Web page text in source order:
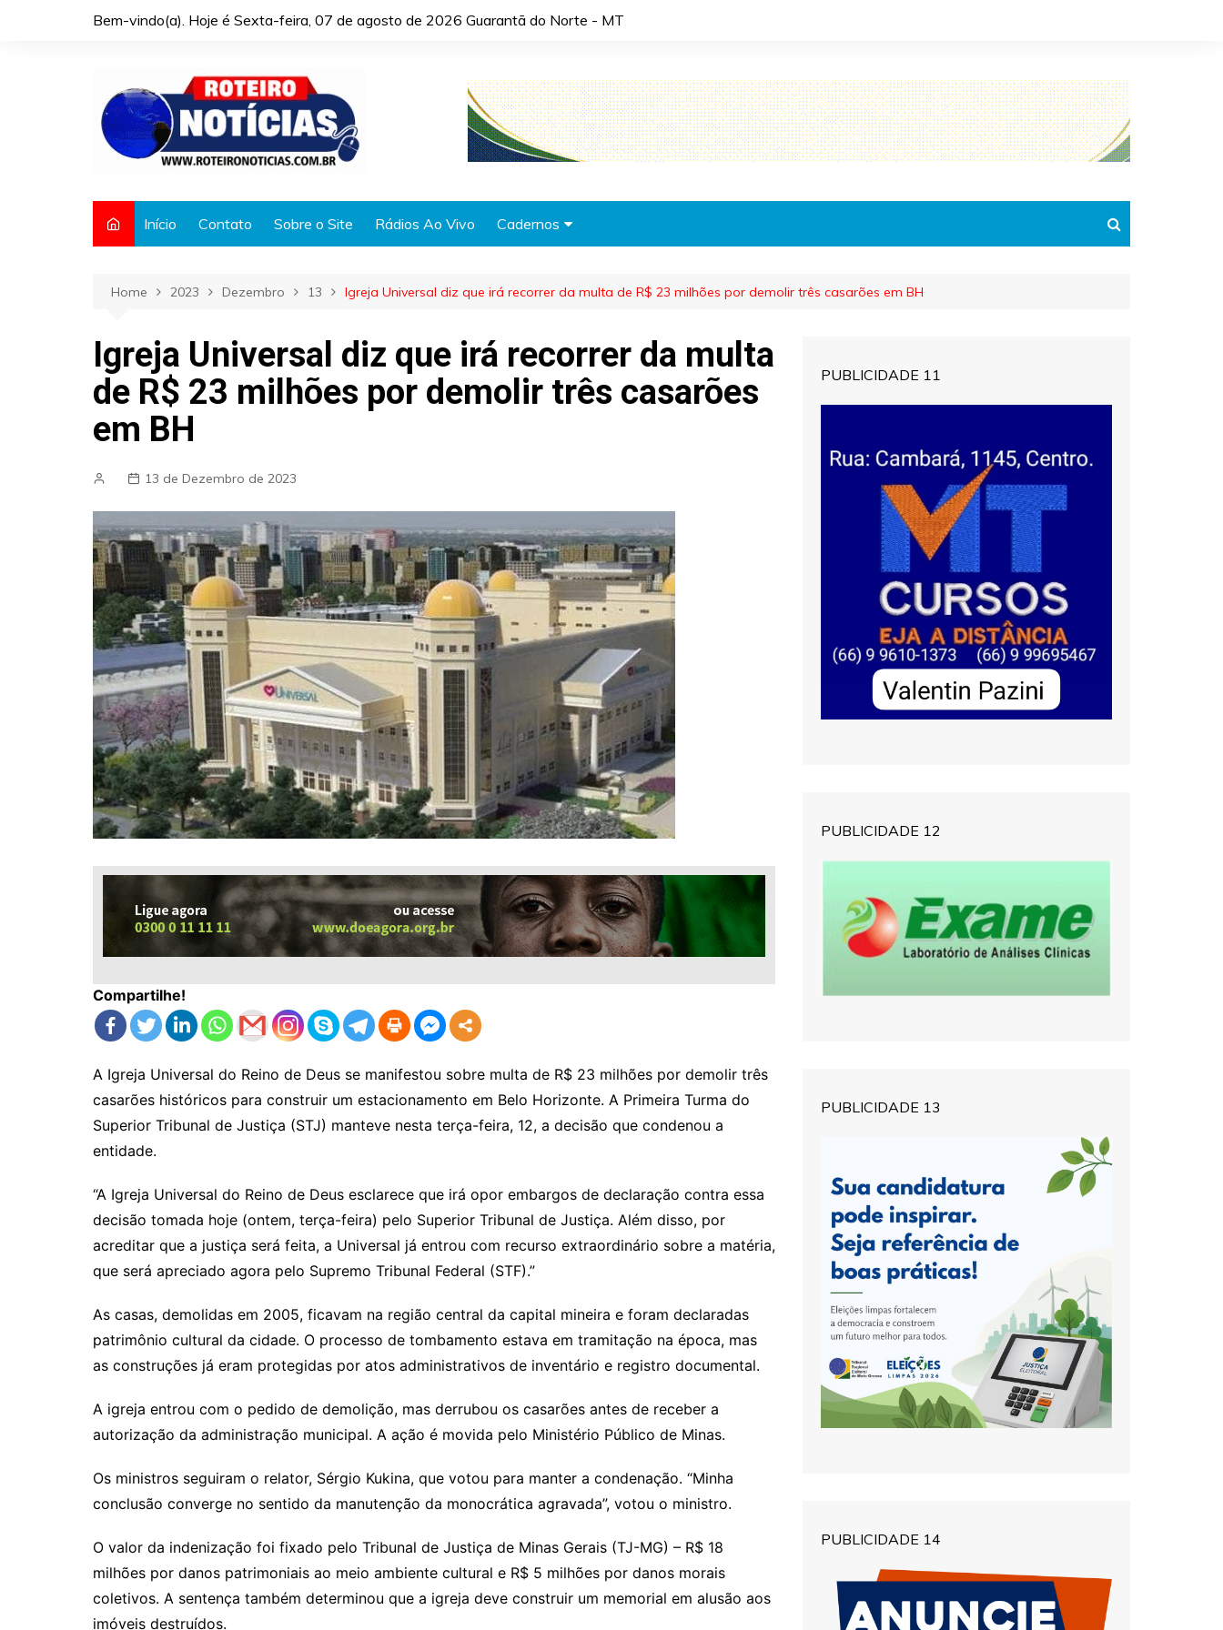
Bem-vindo(a). Hoje é Sexta-feira, 07 de agosto de 2026 Guarantã do Norte - MT
Início Contato Sobre o Site Rádios Ao Vivo Cadernos
Automóveis
Cidades
Cultura
Justiça
Mundo
Política
Home 2023 Dezembro 13 Igreja Universal diz que irá recorrer da multa de R$ 23 milhões por demolir três casarões em BH
Igreja Universal diz que irá recorrer da multa
de R$ 23 milhões por demolir três casarões
em BH
13 de Dezembro de 2023
Compartilhe!
A Igreja Universal do Reino de Deus se manifestou sobre multa de R$ 23 milhões por demolir três
casarões históricos para construir um estacionamento em Belo Horizonte. A Primeira Turma do
Superior Tribunal de Justiça (STJ) manteve nesta terça-feira, 12, a decisão que condenou a
entidade.
“A Igreja Universal do Reino de Deus esclarece que irá opor embargos de declaração contra essa
decisão tomada hoje (ontem, terça-feira) pelo Superior Tribunal de Justiça. Além disso, por
acreditar que a justiça será feita, a Universal já entrou com recurso extraordinário sobre a matéria,
que será apreciado agora pelo Supremo Tribunal Federal (STF).”
As casas, demolidas em 2005, ficavam na região central da capital mineira e foram declaradas
patrimônio cultural da cidade. O processo de tombamento estava em tramitação na época, mas
as construções já eram protegidas por atos administrativos de inventário e registro documental.
A igreja entrou com o pedido de demolição, mas derrubou os casarões antes de receber a
autorização da administração municipal. A ação é movida pelo Ministério Público de Minas.
Os ministros seguiram o relator, Sérgio Kukina, que votou para manter a condenação. “Minha
conclusão converge no sentido da manutenção da monocrática agravada”, votou o ministro.
O valor da indenização foi fixado pelo Tribunal de Justiça de Minas Gerais (TJ-MG) – R$ 18
milhões por danos patrimoniais ao meio ambiente cultural e R$ 5 milhões por danos morais
coletivos. A sentença também determinou que a igreja deve construir um memorial em alusão aos
imóveis destruídos.
PUBLICIDADE 11
PUBLICIDADE 12
PUBLICIDADE 13
PUBLICIDADE 14